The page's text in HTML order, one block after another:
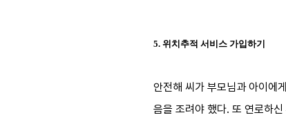
5. 위치추적 서비스 가입하기
안전해 씨가 부모님과 아이에
음을 조려야 했다. 또 연로하